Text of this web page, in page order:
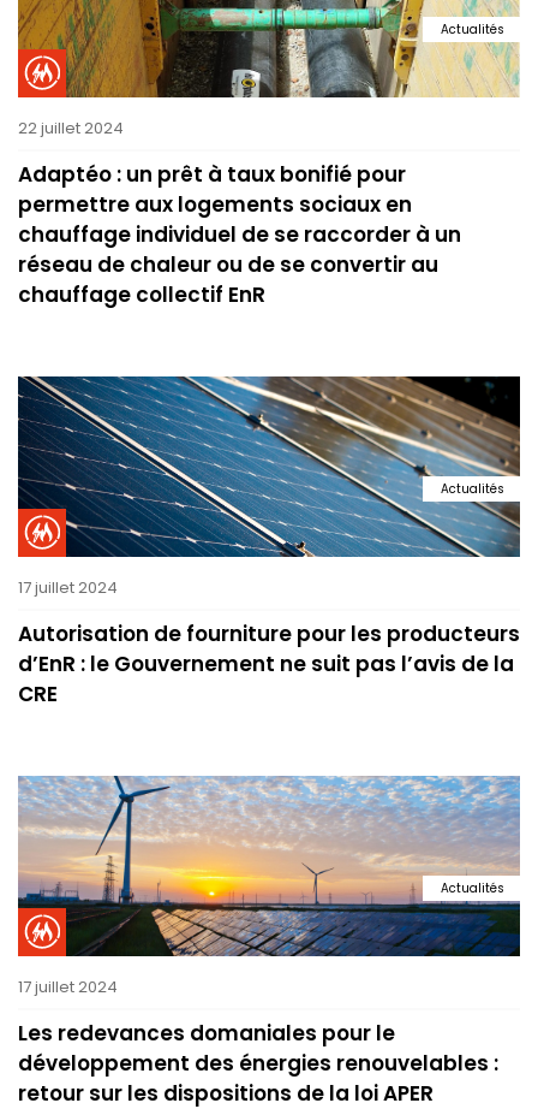
Actualités
22 juillet 2024
Adaptéo : un prêt à taux bonifié pour
permettre aux logements sociaux en
chauffage individuel de se raccorder à un
réseau de chaleur ou de se convertir au
chauffage collectif EnR
Actualités
17 juillet 2024
Autorisation de fourniture pour les producteurs
d’EnR : le Gouvernement ne suit pas l’avis de la
CRE
Actualités
17 juillet 2024
Les redevances domaniales pour le
développement des énergies renouvelables :
retour sur les dispositions de la loi APER